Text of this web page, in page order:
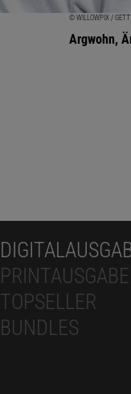
© WILLOWPIX /
Argwohn,
TOPSELLER
BUNDLES